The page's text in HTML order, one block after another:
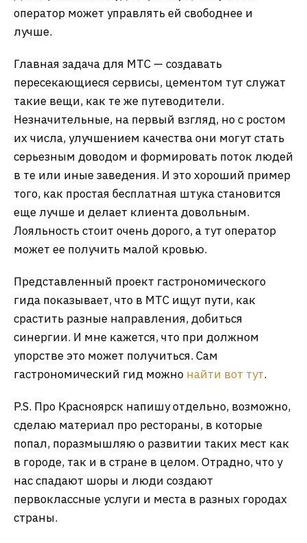
оператор может управлять ей свободнее и
лучше.
Главная задача для МТС — создавать
пересекающиеся сервисы, цементом тут служат
такие вещи, как те же путеводители.
Незначительные, на первый взгляд, но с ростом
их числа, улучшением качества они могут стать
серьезным доводом и формировать поток людей
в те или иные заведения. И это хороший пример
того, как простая бесплатная штука становится
еще лучше и делает клиента довольным.
Лояльность стоит очень дорого, а тут оператор
может ее получить малой кровью.
Представленный проект гастрономического
гида показывает, что в МТС ищут пути, как
срастить разные направления, добиться
синергии. И мне кажется, что при должном
упорстве это может получиться. Сам
гастрономический гид можно найти вот тут.
P.S. Про Красноярск напишу отдельно, возможно,
сделаю материал про рестораны, в которые
попал, поразмышляю о развитии таких мест как
в городе, так и в стране в целом. Отрадно, что у
нас спадают шоры и люди создают
первоклассные услуги и места в разных городах
страны.